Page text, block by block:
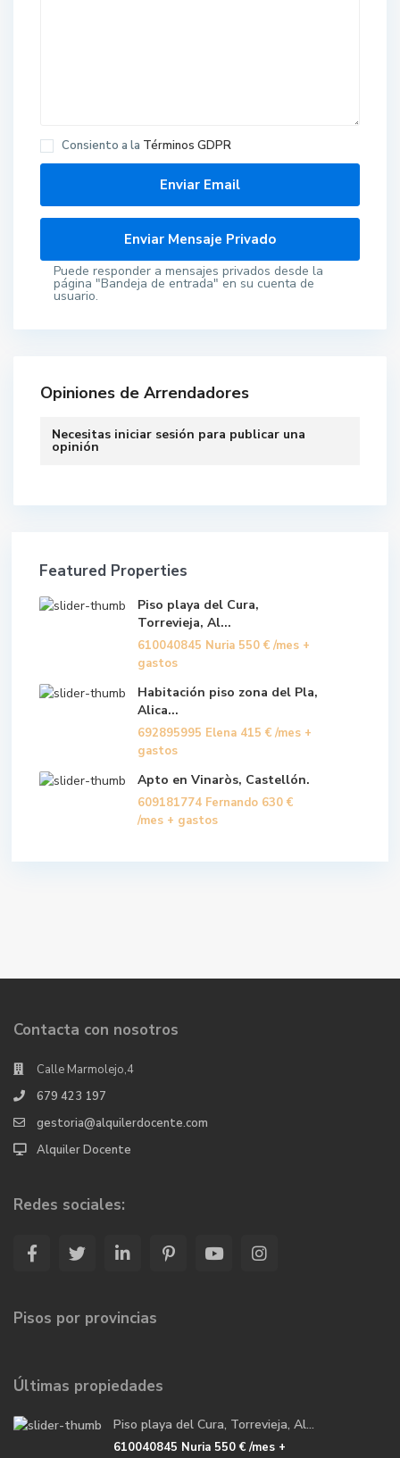
Consiento a la Términos GDPR
Puede responder a mensajes privados desde la
página "Bandeja de entrada" en su cuenta de
usuario.
Opiniones de Arrendadores
Necesitas iniciar sesión para publicar una
opinión
Featured Properties
Piso playa del Cura,
Torrevieja, Al...
610040845 Nuria 550 € /mes +
gastos
Habitación piso zona del Pla,
Alica...
692895995 Elena 415 € /mes +
gastos
Apto en Vinaròs, Castellón.
609181774 Fernando 630 €
/mes + gastos
Contacta con nosotros
Calle Marmolejo,4
679 423 197
gestoria@alquilerdocente.com
Alquiler Docente
Redes sociales:
Pisos por provincias
Últimas propiedades
Piso playa del Cura, Torrevieja, Al...
610040845 Nuria 550 €/mes +